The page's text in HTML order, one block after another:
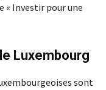
« Investir pour une
Luxembourg
sont